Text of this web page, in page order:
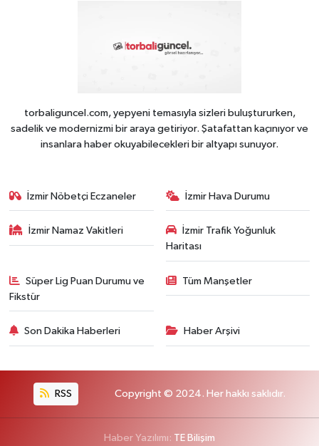
torbaliguncel.com, yepyeni temasıyla sizleri buluştururken,
sadelik ve modernizmi bir araya getiriyor. Şatafattan kaçınıyor ve
insanlara haber okuyabilecekleri bir altyapı sunuyor.
İzmir Nöbetçi Eczaneler İzmir Hava Durumu
İzmir Namaz Vakitleri
İzmir Trafik Yoğunluk
Haritası
Süper Lig Puan Durumu ve
Fikstür
Tüm Manşetler
Son Dakika Haberleri Haber Arşivi
RSS Copyright © 2024. Her hakkı saklıdır.
Haber Yazılımı: TE Bilişim